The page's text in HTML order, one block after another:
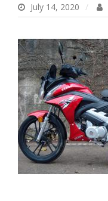
July 14, 2020